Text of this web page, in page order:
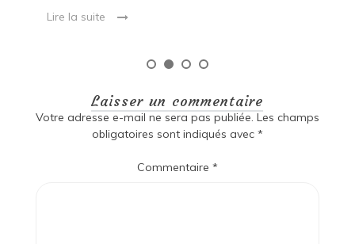
Lire la suite
Laisser un commentaire
Votre adresse e-mail ne sera pas publiée. Les champs
obligatoires sont indiqués avec *
Commentaire *